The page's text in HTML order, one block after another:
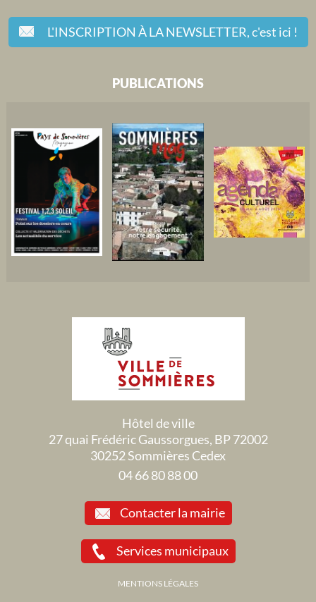
L'INSCRIPTION À LA NEWSLETTER,c'est ici !
PUBLICATIONS
Hôtel de ville
27 quai Frédéric Gaussorgues, BP 72002
30252 Sommières Cedex
04 66 80 88 00
Contacter la mairie
Services municipaux
MENTIONS LÉGALES